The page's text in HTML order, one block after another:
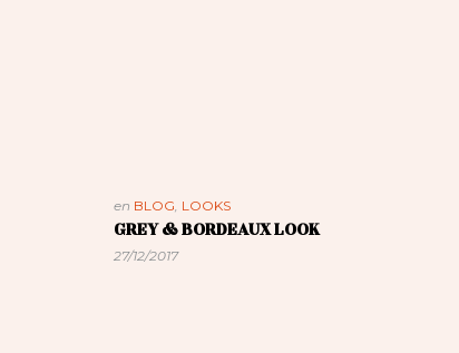
en BLOG, LOOKS
GREY & BORDEAUX LOOK
27/12/2017